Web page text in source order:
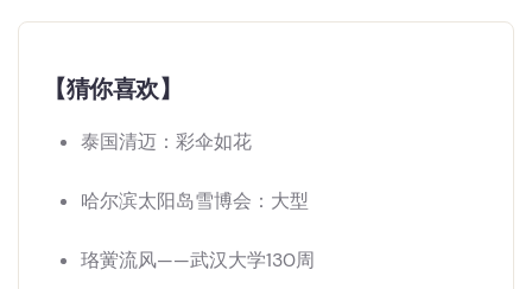
【猜你喜欢】
泰国清迈：彩伞如花
哈尔滨太阳岛雪博会：大型
珞黉流风——武汉大学130周